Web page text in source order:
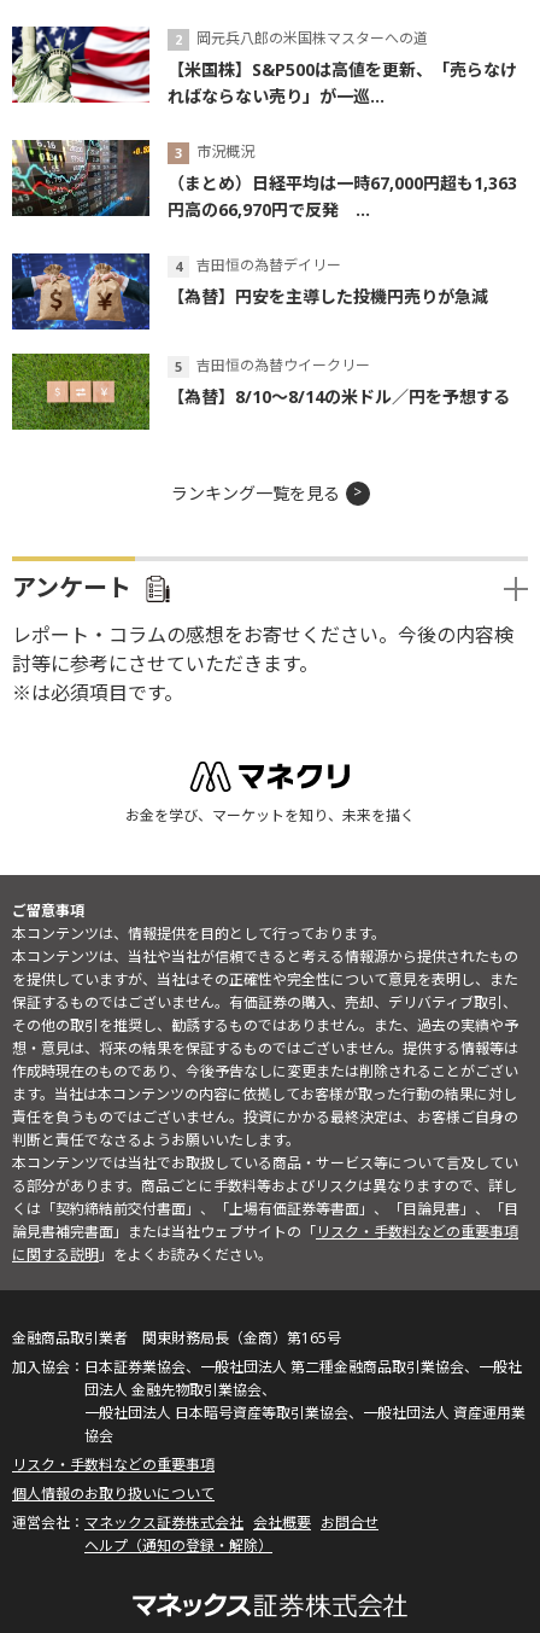
岡元兵八郎の米国株マスターへの道
【米国株】S&P500は高値を更新、「売らなけ
ればならない売り」が一巡...
市況概況
（まとめ）日経平均は一時67,000円超も1,363
円高の66,970円で反発 ...
吉田恒の為替デイリー
【為替】円安を主導した投機円売りが急減
吉田恒の為替ウイークリー
【為替】8/10～8/14の米ドル／円を予想する
ランキング一覧を見る
アンケート
レポート・コラムの感想をお寄せください。今後の内容検
討等に参考にさせていただきます。
※は必須項目です。
お金を学び、マーケットを知り、未来を描く
ご留意事項
本コンテンツは、情報提供を目的として行っております。
本コンテンツは、当社や当社が信頼できると考える情報源から提供されたもの
を提供していますが、当社はその正確性や完全性について意見を表明し、また
保証するものではございません。有価証券の購入、売却、デリバティブ取引、
その他の取引を推奨し、勧誘するものではありません。また、過去の実績や予
想・意見は、将来の結果を保証するものではございません。提供する情報等は
作成時現在のものであり、今後予告なしに変更または削除されることがござい
ます。当社は本コンテンツの内容に依拠してお客様が取った行動の結果に対し
責任を負うものではございません。投資にかかる最終決定は、お客様ご自身の
判断と責任でなさるようお願いいたします。
本コンテンツでは当社でお取扱している商品・サービス等について言及してい
る部分があります。商品ごとに手数料等およびリスクは異なりますので、詳し
くは「契約締結前交付書面」、「上場有価証券等書面」、「目論見書」、「目
論見書補完書面」または当社ウェブサイトの「リスク・手数料などの重要事項
に関する説明」をよくお読みください。
金融商品取引業者 関東財務局長（金商）第165号
日本証券業協会、一般社団法人 第二種金融商品取引業協会、一般社
団法人 金融先物取引業協会、
一般社団法人 日本暗号資産等取引業協会、一般社団法人 資産運用業
協会
リスク・手数料などの重要事項
個人情報のお取り扱いについて
マネックス証券株式会社 会社概要 お問合せ
ヘルプ（通知の登録・解除）